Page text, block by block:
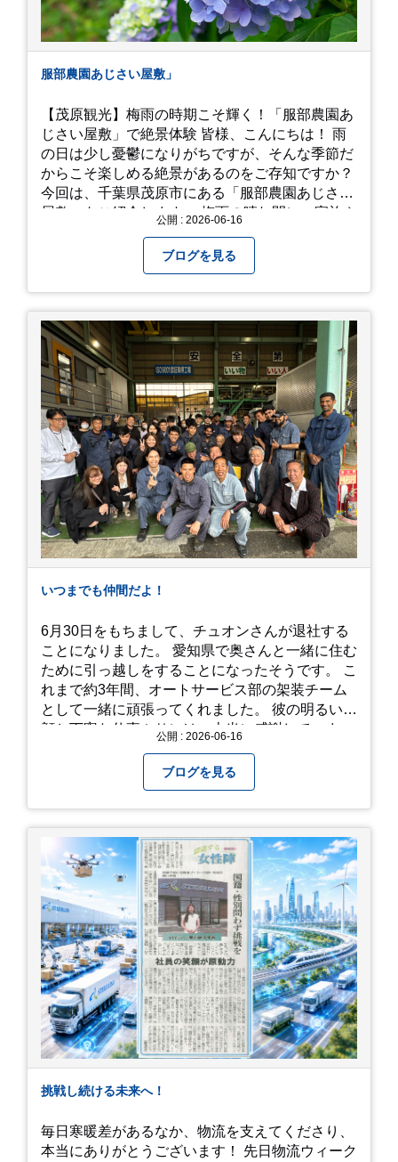
服部農園あじさい屋敷」
【茂原観光】梅雨の時期こそ輝く！「服部農園あ
じさい屋敷」で絶景体験 皆様、こんにちは！ 雨
の日は少し憂鬱になりがちですが、そんな季節だ
からこそ楽しめる絶景があるのをご存知ですか？
今回は、千葉県茂原市にある「服部農園あじさい
屋敷」をご紹介します。 梅雨の晴れ間に、家族や
め尽くす「あじさい」 服部農園あじさい屋敷の魅
力は、なんといってもそのスケール感。約18,000
平方メートルの広大な敷地に、なんと250種類以
上・約20,000株ものアジサイが植えられていま
す。 山肌を埋め尽くすように咲き誇るブルー、ピ
ンク、紫のアジサイは圧巻の一言。 歩道が整備さ
れているので、アジサイの中に囲まれるような感
覚で散策を楽しめます。 写真好きにはたまらない
「フォトジェニック」な景色 あじさい屋敷は、ど
こを切り取っても絵になる場所ばかり。 高い場所
からの眺望: 敷地が高い位置にあるため、あじさ
い越しに広がる茂原の景色を一望できます。 小道
での撮影: アジサイの小道を歩いている後ろ姿
は、とても幻想的で素敵な写真になりますよ。 梅
雨の季節特有の「しっとりと濡れたアジサイ」も
素敵ですし、晴れた日の「キラキラした光を浴び
たアジサイ」も最高です。ぜひカメラを持って出
やすい靴で: 山の斜面を利用した農園ですので、
歩き慣れた靴で行くのが安心です。 雨対策: 雨上
がりは足元が少し滑りやすくなることがありま
す。タオルや雨具を用意しておくと安心ですね。
開花時期のチェック: その年の気候によって見頃
が少し前後します。出かける前に必ず公式情報や
SNSで見頃を確認しましょう！ おわりに 梅雨の
時期を「我慢する期間」から「お出かけを楽しむ
期間」に変えてくれる、そんな素敵な場所です。
いです！
公開 : 2026-06-16
ブログを見る
いつまでも仲間だよ！
6月30日をもちまして、チュオンさんが退社する
ことになりました。 愛知県で奥さんと一緒に住む
ために引っ越しをすることになったそうです。 こ
れまで約3年間、オートサービス部の架装チーム
として一緒に頑張ってくれました。 彼の明るい笑
顔と丁寧な仕事ぶりには、本当に感謝していま
撮影した記念写真を添付します。 チュオンさんの
今後のご活躍と新しいスタートを、みんなで応援
しましょう！ チュオンさん、今まで本当にありが
とうございました！
公開 : 2026-06-16
ブログを見る
挑戦し続ける未来へ！
毎日寒暖差があるなか、物流を支えてくださり、
本当にありがとうございます！ 先日物流ウィーク